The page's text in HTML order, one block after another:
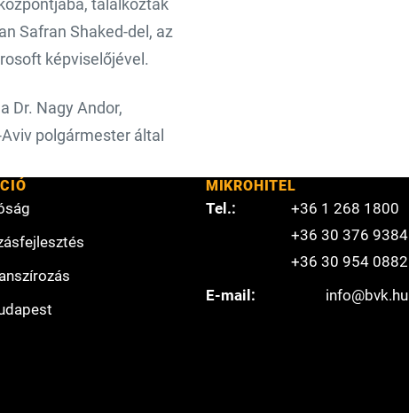
találkoztak
Safran Shaked-del, az
képviselőjével.
Dr. Nagy Andor,
polgármester által
MIKROHITEL
Tel.:
+36 1 268 1800
+36 30 376 9384
+36 30 954 0882
E-mail:
info@bvk.hu